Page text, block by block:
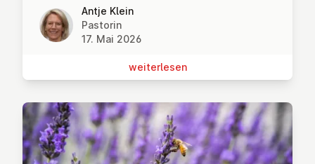
Antje Klein
Pastorin
17. Mai 2026
wei­ter­le­sen